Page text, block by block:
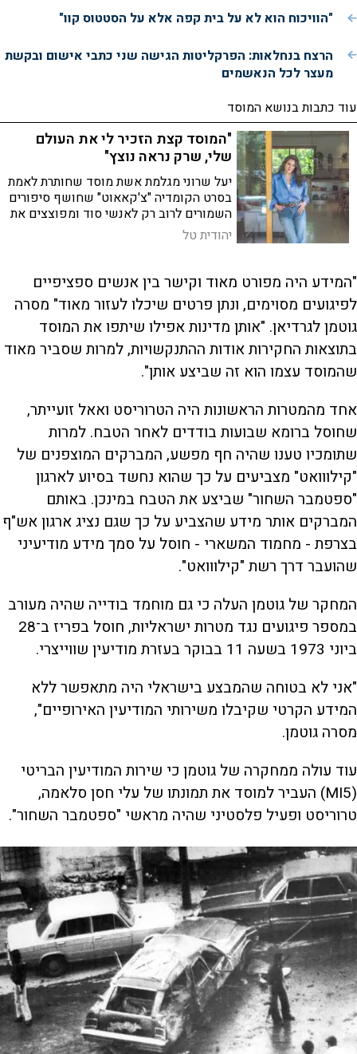
"הוויכוח הוא לא על בית קפה אלא על הסטטוס קוו"
הרצח בנחלאות: הפרקליטות הגישה שני כתבי אישום ובקשת
מעצר לכל הנאשמים
עוד כתבות בנושא המוסד
"המוסד קצת הזכיר לי את העולם
שלי, שרק נראה נוצץ"
יעל שרוני מגלמת אשת מוסד שחותרת לאמת
בסרט הקומדיה "צ'קאאוט" שחושף סיפורים
השמורים לרוב רק לאנשי סוד ומפוצצים את
הבועה הנוצצת של המוסד
יהודית טל
"המידע היה מפורט מאוד וקישר בין אנשים ספציפיים
לפיגועים מסוימים, ונתן פרטים שיכלו לעזור מאוד" מסרה
גוטמן לגרדיאן. "אותן מדינות אפילו שיתפו את המוסד
בתוצאות החקירות אודות ההתנקשויות, למרות שסביר מאוד
שהמוסד עצמו הוא זה שביצע אותן".
אחד מהמטרות הראשונות היה הטרוריסט ואאל זועייתר,
שחוסל ברומא שבועות בודדים לאחר הטבח. למרות
שתומכיו טענו שהיה חף מפשע, המברקים המוצפנים של
"קילווואט" מצביעים על כך שהוא נחשד בסיוע לארגון
"ספטמבר השחור" שביצע את הטבח במינכן. באותם
המברקים אותר מידע שהצביע על כך שגם נציג ארגון אש"ף
בצרפת - מחמוד המשארי - חוסל על סמך מידע מודיעיני
שהועבר דרך רשת "קילווואט".
המחקר של גוטמן העלה כי גם מוחמד בודייה שהיה מעורב
במספר פיגועים נגד מטרות ישראליות, חוסל בפריז ב־28
ביוני 1973 בשעה 11 בבוקר בעזרת מודיעין שווייצרי.
"אני לא בטוחה שהמבצע בישראלי היה מתאפשר ללא
המידע הקרטי שקיבלו משירותי המודיעין האירופיים",
מסרה גוטמן.
עוד עולה ממחקרה של גוטמן כי שירות המודיעין הבריטי
(MI5) העביר למוסד את תמונתו של עלי חסן סלאמה,
טרוריסט ופעיל פלסטיני שהיה מראשי "ספטמבר השחור".